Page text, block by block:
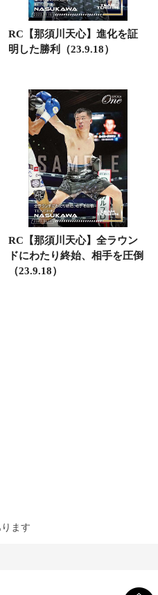
RC【那須川天心】進化を証
明した勝利（23.9.18）
RC【那須川天心】全ラウン
ドにわたり終始、相手を圧倒
（23.9.18）
ます